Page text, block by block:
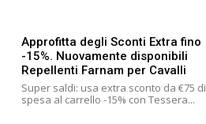
Approfitta degli Sconti Extra fino
-15%. Nuovamente disponibili
Repellenti Farnam per Cavalli
Super saldi: usa extra sconto da €75 di
spesa al carrello -15% con Tessera...